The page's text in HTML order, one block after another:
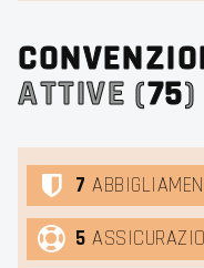
ATTIVE (75)
7
5